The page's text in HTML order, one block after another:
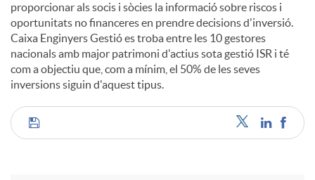
proporcionar als socis i sòcies la informació sobre riscos i
oportunitats no financeres en prendre decisions d'inversió.
Caixa Enginyers Gestió es troba entre les 10 gestores
nacionals amb major patrimoni d'actius sota gestió ISR i té
com a objectiu que, com a mínim, el 50% de les seves
inversions siguin d'aquest tipus.
C